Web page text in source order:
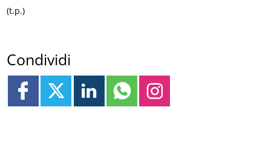
(t.p.)
Condividi